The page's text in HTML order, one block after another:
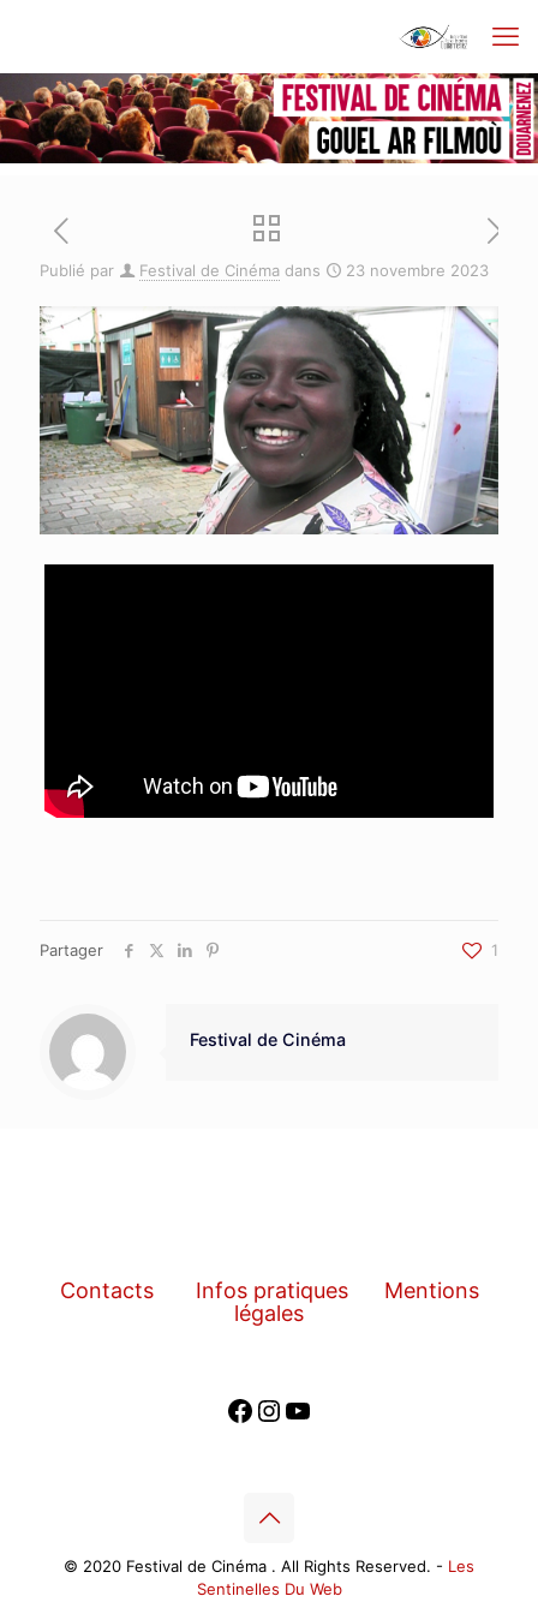
Publié par Festival de Cinéma dans 23 novembre 2023
Partager 1
Festival de Cinéma
Contacts Infos pratiques
Mentions
légales
Facebook
Instagram
YouTube
© 2020 Festival de Cinéma . All Rights Reserved. - Les
Sentinelles Du Web